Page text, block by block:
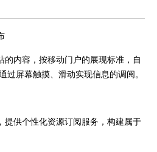
内容，按移动门户的展现标准，自
过屏幕触摸、滑动实现信息的调阅。
供个性化资源订阅服务，构建属于